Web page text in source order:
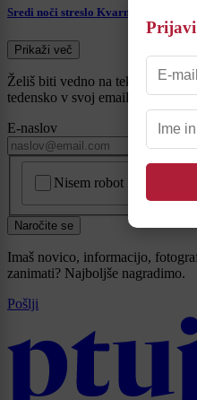
Sredi noči streslo Kvarner, potres
Prikaži več
Želiš biti vedno na tekočem?
tedensko v svoj email nabiralnik
E-naslov
Nisem robot
Naročite se
Imaš novico, informacijo,
zanimati? Najboljše nagradimo.
Pošlji
Prijavi